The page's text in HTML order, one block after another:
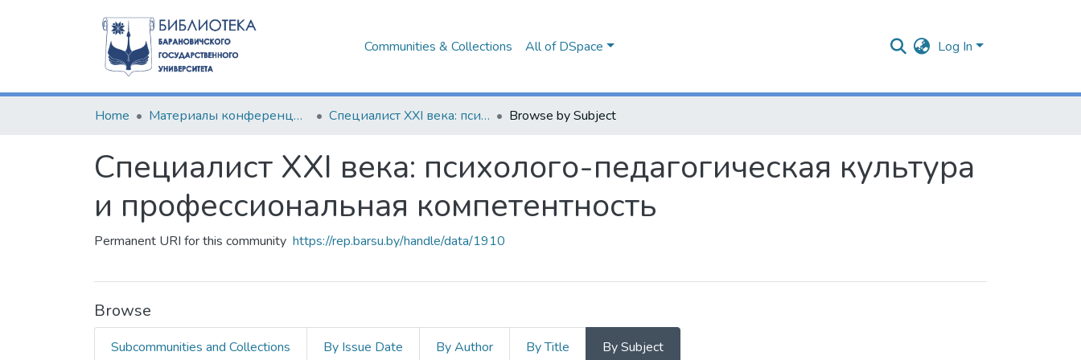
Communities & Collections All of DSpace Log In
Home Материалы конференций и семинаров Специалист XXI века: психолого-педагогическая культура и профессиональная компетентность Browse by Subject
Специалист XXI века: психолого-педагогическая культура
и профессиональная компетентность
Permanent URI for this community https://rep.barsu.by/handle/data/1910
Browse
Subcommunities and Collections By Issue Date By Author By Title By Subject